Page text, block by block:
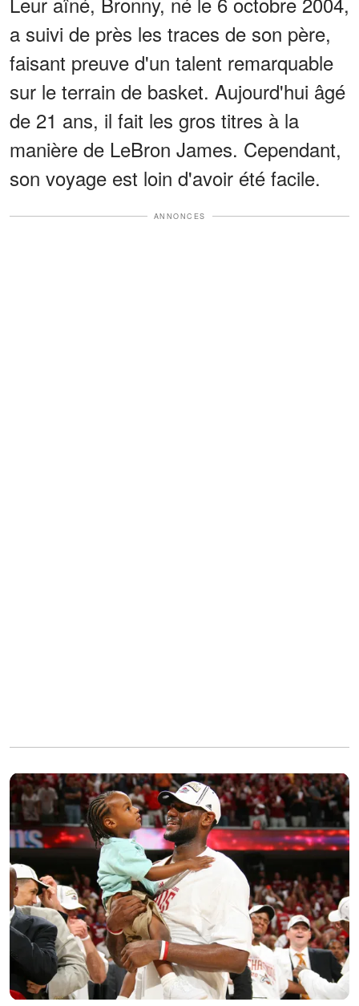
a suivi de près les traces de son père,
faisant preuve d'un talent remarquable
sur le terrain de basket. Aujourd'hui âgé
de 21 ans, il fait les gros titres à la
manière de LeBron James. Cependant,
son voyage est loin d'avoir été facile.
ANNONCES